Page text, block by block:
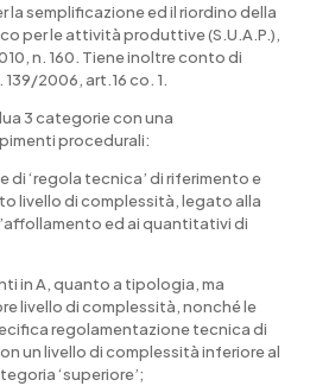
semplificazione ed il riordino della
per le attività produttive (S.U.A.P.),
n. 160. Tiene inoltre conto di
2006, art.16 co. 1.
3 categorie con una
procedurali:
‘regola tecnica’ di riferimento e
livello di complessità, legato alla
ed ai quantitativi di
in A, quanto a tipologia, ma
livello di complessità, nonché le
regolamentazione tecnica di
un livello di complessità inferiore al
‘superiore’;